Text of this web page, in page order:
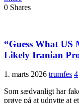
0 Shares
“Guess What US
Likely Iranian
1. marts 2026 trumfes 4
Som sædvanligt har
prøve på at udnytte at